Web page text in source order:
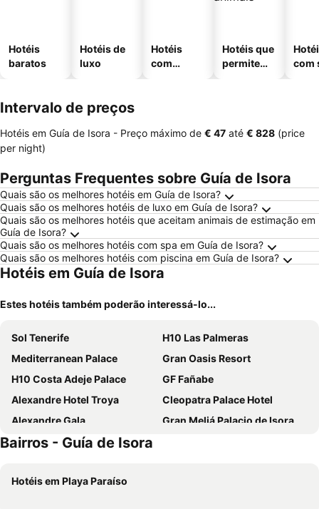
Hotéis
baratos
Hotéis de
luxo
Hotéis
com
Hotéis que
permitem
com
Intervalo de preços
Hotéis em Guía de Isora - Preço máximo de ‎€ 47 até ‎€ 828 (price
per night)
Perguntas Frequentes sobre Guía de Isora
Quais são os melhores hotéis em Guía de Isora?
Quais são os melhores hotéis de luxo em Guía de Isora?
Quais são os melhores hotéis que aceitam animais de estimação em
Guía de Isora?
Quais são os melhores hotéis com spa em Guía de Isora?
Quais são os melhores hotéis com piscina em Guía de Isora?
Hotéis em Guía de Isora
Estes hotéis também poderão interessá-lo...
Sol Tenerife
H10 Las Palmeras
Mediterranean Palace
Gran Oasis Resort
H10 Costa Adeje Palace
GF Fañabe
Alexandre Hotel Troya
Cleopatra Palace Hotel
Alexandre Gala
Gran Meliá Palacio de Isora
Sholeo Lodges Los Gigantes
Hotel Landmar Costa los Gigantes
Bairros - Guía de Isora
Hotéis em Playa Paraíso